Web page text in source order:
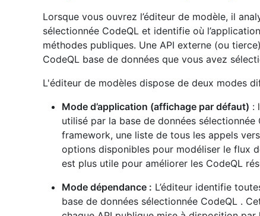
Lorsque vous ouvrez l’éditeur de modèle, il
sélectionnée CodeQL et identifie où
méthodes publiques. Une API externe (ou
CodeQL base de données que vous avez
L'éditeur de modèles dispose de deux modes
Mode d’application (affichage par défaut) :
utilisé par la base de données
framework, une liste de tous les appels
options disponibles pour modéliser le flux
est plus utile pour améliorer les CodeQL
Mode dépendance : L’éditeur identifie
base de données sélectionnée CodeQL .